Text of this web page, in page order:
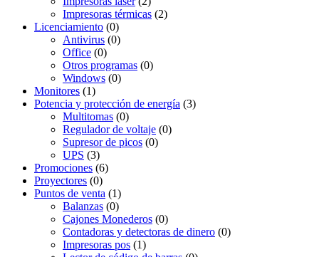
Impresoras térmicas (2)
Licenciamiento (0)
Antivirus (0)
Office (0)
Otros programas (0)
Windows (0)
Monitores (1)
Potencia y protección de energía (3)
Multitomas (0)
Regulador de voltaje (0)
Supresor de picos (0)
UPS (3)
Promociones (6)
Proyectores (0)
Puntos de venta (1)
Balanzas (0)
Cajones Monederos (0)
Contadoras y detectoras de dinero (0)
Impresoras pos (1)